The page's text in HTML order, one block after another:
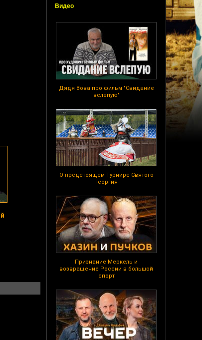
Видео
Дядя Вова про фильм "Свидание
вслепую"
О предстоящем Турнире Святого
Георгия
Признание Меркель и
возвращение России в большой
спорт